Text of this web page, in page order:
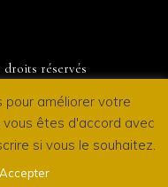
droits réservés
pour améliorer votre
vous êtes d'accord avec
si vous le souhaitez.
Accepter